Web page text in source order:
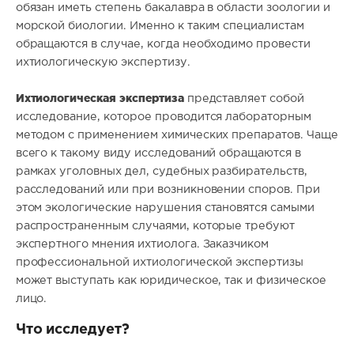
обязан иметь степень бакалавра в области зоологии и
морской биологии. Именно к таким специалистам
обращаются в случае, когда необходимо провести
ихтиологическую экспертизу.
Ихтиологическая экспертизапредставляет собой
исследование, которое проводится лабораторным
методом с применением химических препаратов. Чаще
всего ктакому виду исследований обращаются в
рамках уголовных дел, судебных разбирательств,
расследований или при возникновении споров. При
этом экологические нарушения становятся самыми
распространенным случаями, которые требуют
экспертного мнения ихтиолога. Заказчиком
профессиональной ихтиологической экспертизы
может выступать как юридическое, так и физическое
лицо.
Что исследует?